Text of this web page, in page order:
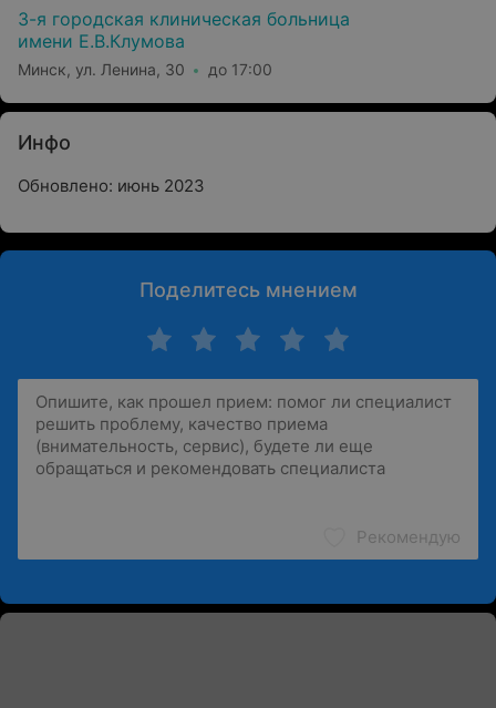
3-я городская клиническая больница
имени Е.В.Клумова
Минск, ул. Ленина, 30 до 17:00
Инфо
Обновлено: июнь 2023
Поделитесь мнением
Рекомендую